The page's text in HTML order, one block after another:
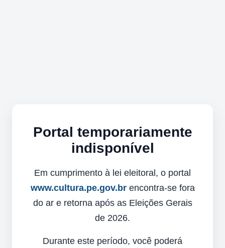
Portal temporariamente
indisponível
Em cumprimento à lei eleitoral, o portal
www.cultura.pe.gov.brencontra-se fora
do ar e retorna após as Eleições Gerais
de 2026.
Durante este período, você poderá